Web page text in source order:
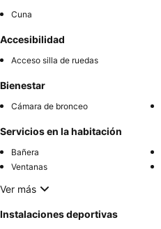
Cuna
Accesibilidad
Acceso silla de ruedas
Bienestar
Cámara de bronceo
Servicios en la habitación
Bañera
Ventanas
Ver más
Instalaciones deportivas